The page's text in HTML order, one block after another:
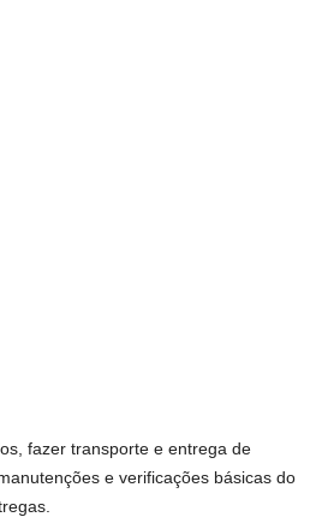
fazer transporte e entrega de
e verificações básicas do